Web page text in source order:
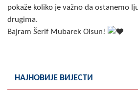
Вијести
Активности
Обавјештења
pokaže koliko je važno da ostanemo
drugima.
Bajram Šerif Mubarek Olsun!
НАЈНОВИЈЕ ВИЈЕСТИ